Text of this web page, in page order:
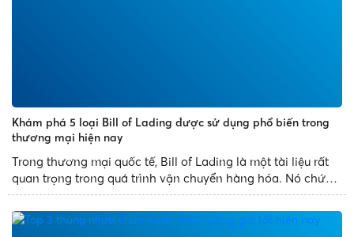
Khám phá 5 loại Bill of Lading được sử dụng phổ biến trong
thương mại hiện nay
Trong thương mại quốc tế, Bill of Lading là một tài liệu rất
quan trọng trong quá trình vận chuyển hàng hóa. Nó chứng
nhận rằng hàng hóa đã được vận chuyển từ nguồn gốc đến
điểm đến. Tuy nhiên, có nhiều loại Bill of Lading khác nhau
và...